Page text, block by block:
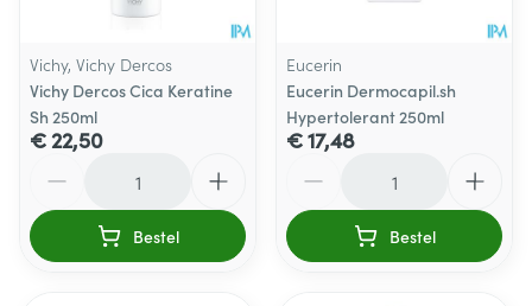
Vichy, Vichy Dercos
Vichy Dercos Cica Keratine
Sh 250ml
€ 22,50
Bestel
Eucerin
Eucerin Dermocapil.sh
Hypertolerant 250ml
€ 17,48
Bestel